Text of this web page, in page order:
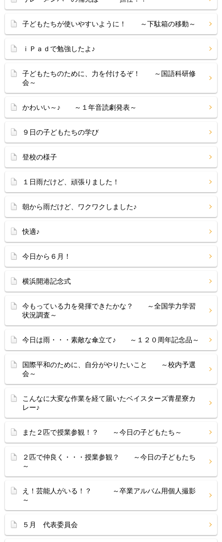
子どもたちが使いやすいように！ ～下駄箱の移動～
ｉＰａｄで勉強したよ♪
子どもたちのために、力を付けるぞ！ ～国語科研修
会～
かわいい～♪ ～１年音読劇発表～
９日の子どもたちの学び
登校の様子
１日雨だけど、頑張りました！
朝から雨だけど、ワクワクしました♪
快適♪
今日から６月！
横浜開港記念式
今もっている力を発揮できたかな？ ～全国学力学習
状況調査～
今日は雨・・・素敵な傘立て♪ ～１２０周年記念品～
国際平和のために、自分がやりたいこと ～校内予選
会～
こんなに大変な作業を経て届いたベイスターズ青星寮カ
レー♪
また２匹で授業参観！？ ～今日の子どもたち～
２匹で仲良く・・・授業参観？ ～今日の子どもたち
～
え！芸能人がいる！？ ～卒業アルバム用個人撮影
～
５月 代表委員会